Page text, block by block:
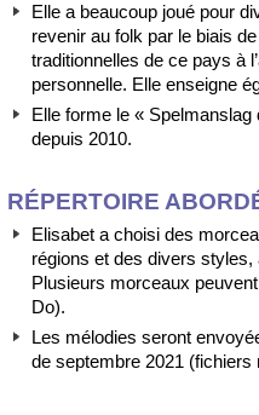
Elle a beaucoup joué pour
revenir au folk par le biais
traditionnelles de ce pays à
personnelle. Elle enseigne
Elle forme le « Spelmanslag
depuis 2010.
RÉPERTOIRE
Elisabet a choisi des
régions et des divers
Plusieurs morceaux
Do).
Les mélodies seront
de septembre 2021 (fichiers